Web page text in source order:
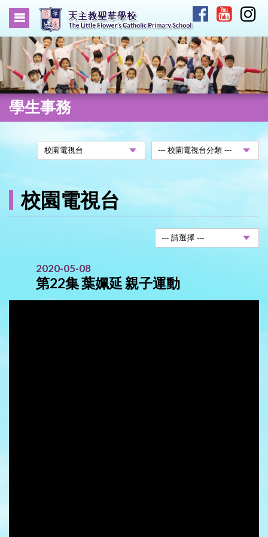
學生事務
校園電視台
2020-05-08
第22集 葉姵延 親子運動